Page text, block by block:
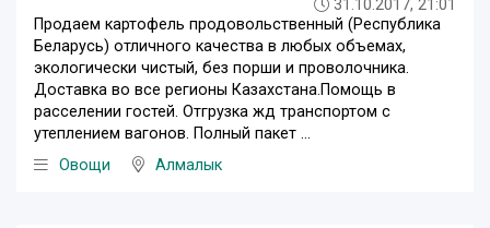
31.10.2017, 21:01
Продаем картофель продовольственный (Республика
Беларусь) отличного качества в любых объемах,
экологически чистый, без порши и проволочника.
Доставка во все регионы Казахстана.Помощь в
расселении гостей. Отгрузка жд транспортом с
утеплением вагонов. Полный пакет ...
Овощи
Алмалык